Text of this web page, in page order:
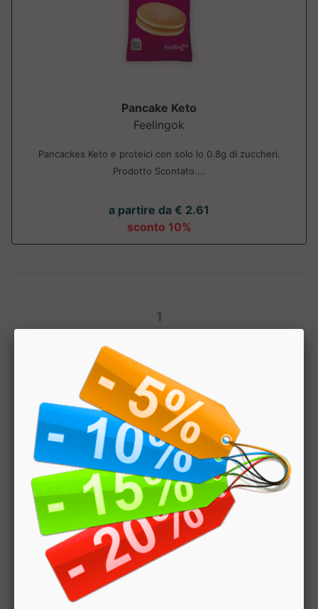
Pancake Keto
Feelingok
Pancackes Keto e proteici con solo lo 0.8g di zuccheri.
Prodotto Scontato....
a partire da € 2.61
sconto 10%
1
Hai bisogno di aiuto? Chatta con noi